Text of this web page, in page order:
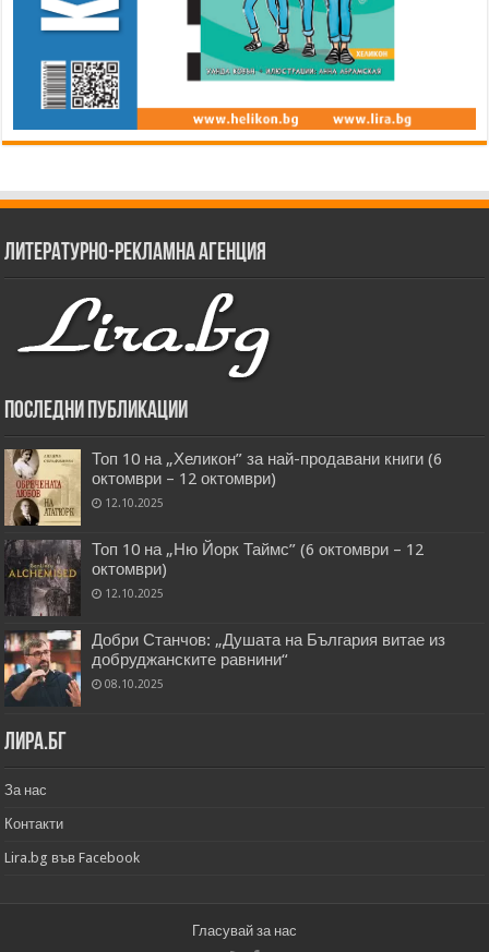
Литературно-рекламна агенция
Последни публикации
Топ 10 на „Хеликон” за най-продавани книги (6
октомври – 12 октомври)
12.10.2025
Топ 10 на „Ню Йорк Таймс” (6 октомври – 12
октомври)
12.10.2025
Добри Станчов: „Душата на България витае из
добруджанските равнини“
08.10.2025
Лира.бг
За нас
Контакти
Lira.bg във Facebook
Гласувай за нас